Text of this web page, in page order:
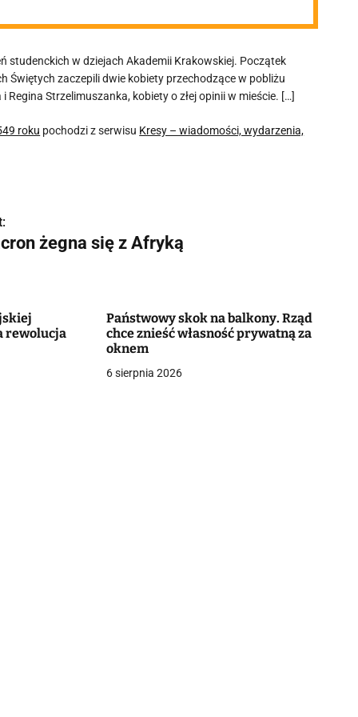
studenckich w dziejach Akademii Krakowskiej. Początek
Świętych zaczepili dwie kobiety przechodzące w pobliżu
Strzelimuszanka, kobiety o złej opinii w mieście. […]
roku pochodzi z serwisu Kresy – wiadomości, wydarzenia,
żegna się z Afryką
rewolucja
Państwowy skok na balkony. Rząd
chce znieść własność prywatną za
oknem
6 sierpnia 2026